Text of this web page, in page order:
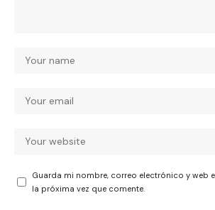
Guarda mi nombre, correo electrónico y web
la próxima vez que comente.